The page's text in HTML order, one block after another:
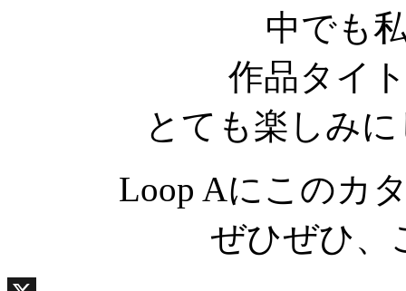
中でも
作品タイ
とても楽しみ
Loop Aにこのカ
ぜひぜひ、